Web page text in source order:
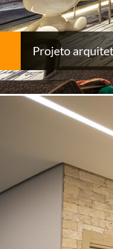
Projeto